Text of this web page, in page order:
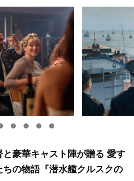
豪華キャスト陣が贈る 愛す
の物語『潜水艦クルスクの